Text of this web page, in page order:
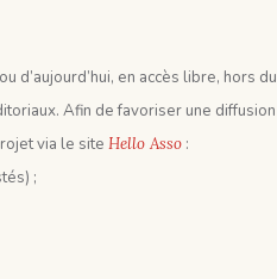
d’aujourd’hui, en accès libre, hors du
Afin de favoriser une diffusion
via le siteHello Asso :
;